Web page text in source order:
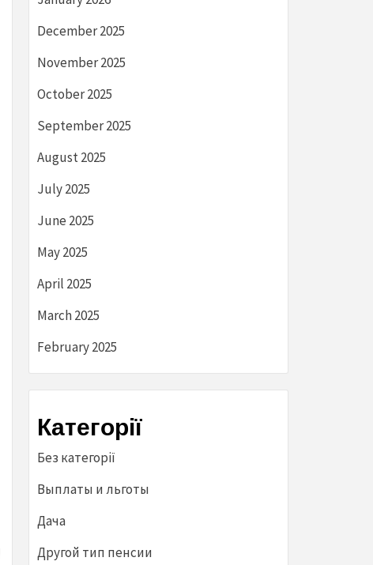
December 2025
November 2025
October 2025
September 2025
August 2025
July 2025
June 2025
May 2025
April 2025
March 2025
February 2025
Категорії
Без категорії
Выплаты и льготы
Дача
Другой тип пенсии